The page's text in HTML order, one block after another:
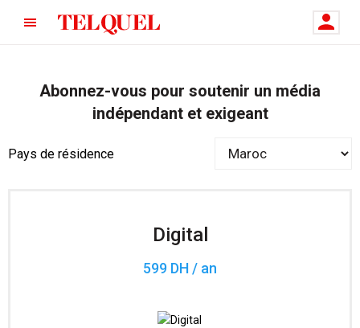
Abonnez-vous pour soutenir un média
indépendant et exigeant
Pays de résidence
Digital
599 DH / an